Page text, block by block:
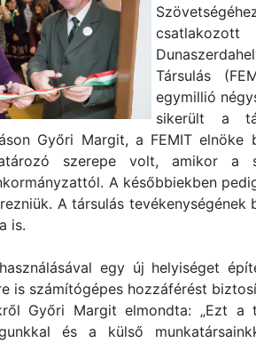
Társulás
egymillió
sikerült a
Győri Margit, a FEMIT elnöke
szerepe volt, amikor a
A későbbiekben
A társulás tevékenységének
is.
egy új helyiséget
is számítógépes hozzáférést
Győri Margit elmondta: „Ezt a
és a külső